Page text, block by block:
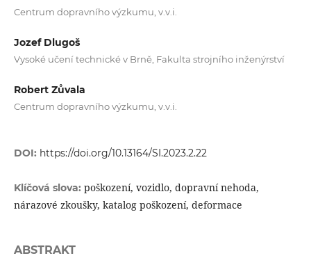
Centrum dopravního výzkumu, v.v.i.
Jozef Dlugoš
Vysoké učení technické v Brně, Fakulta strojního inženýrství
Robert Zůvala
Centrum dopravního výzkumu, v.v.i.
DOI: https://doi.org/10.13164/SI.2023.2.22
Klíčová slova: poškození, vozidlo, dopravní nehoda,
nárazové zkoušky, katalog poškození, deformace
ABSTRAKT